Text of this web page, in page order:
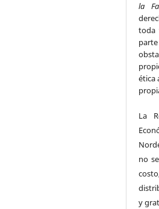
la
toda
ética
La
no
y